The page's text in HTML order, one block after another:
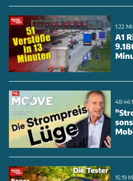
Sicherheitssysteme umfasst.
Car-to-Motorcycle und Car-to-
sowie die Bewertung der
Zustandsüberwachung stellen
die Sicherheitssysteme. Von
getesteten Fahrzeugen in 2023
die Bestnote von fünf Ster
1:22
A1
48:46
15:19